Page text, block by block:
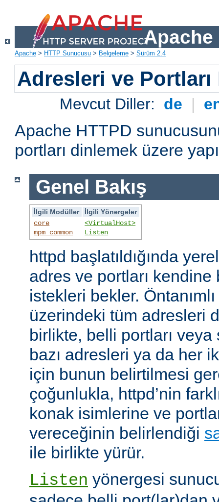
Apache
Apache > HTTP Sunucusu > Belgeleme > Sürüm 2.4
Adresleri ve Portları
Mevcut Diller: de |
Apache HTTPD
portları dinlemek üzere
Genel Bakış
İlgili Modüller
İlgili Yönergeler
core
mpm_common
<VirtualHost>
Listen
httpd başlatıldığında
adres ve portları
istekleri bekler.
üzerindeki tüm adresleri
birlikte, belli portları
bazı adresleri ya da her
için bunun belirtilmesi
çoğunlukla, httpd’nin
konak isimlerine ve
vereceğinin belirlendiği
ile birlikte yürür.
Listen yönergesi